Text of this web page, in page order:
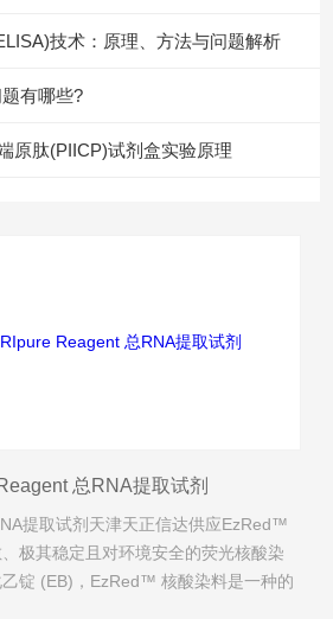
技术：原理、方法与问题解析
有哪些?
原肽(PIICP)试剂盒实验原理
总RNA提取试剂
提取试剂天津天正信达供应EzRed™
极其稳定且对环境安全的荧光核酸染
锭 (EB)，EzRed™ 核酸染料是一种的